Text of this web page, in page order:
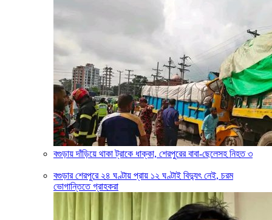
বগুড়ায় দাঁড়িয়ে থাকা ট্রাকে ধাক্কা, শেরপুরের বাবা-ছেলেসহ নিহত ৩
বগুড়ার শেরপুরে ২৪ ঘণ্টায় প্রায় ১২ ঘণ্টাই বিদ্যুৎ নেই, চরম
ভোগান্তিতে গ্রাহকরা